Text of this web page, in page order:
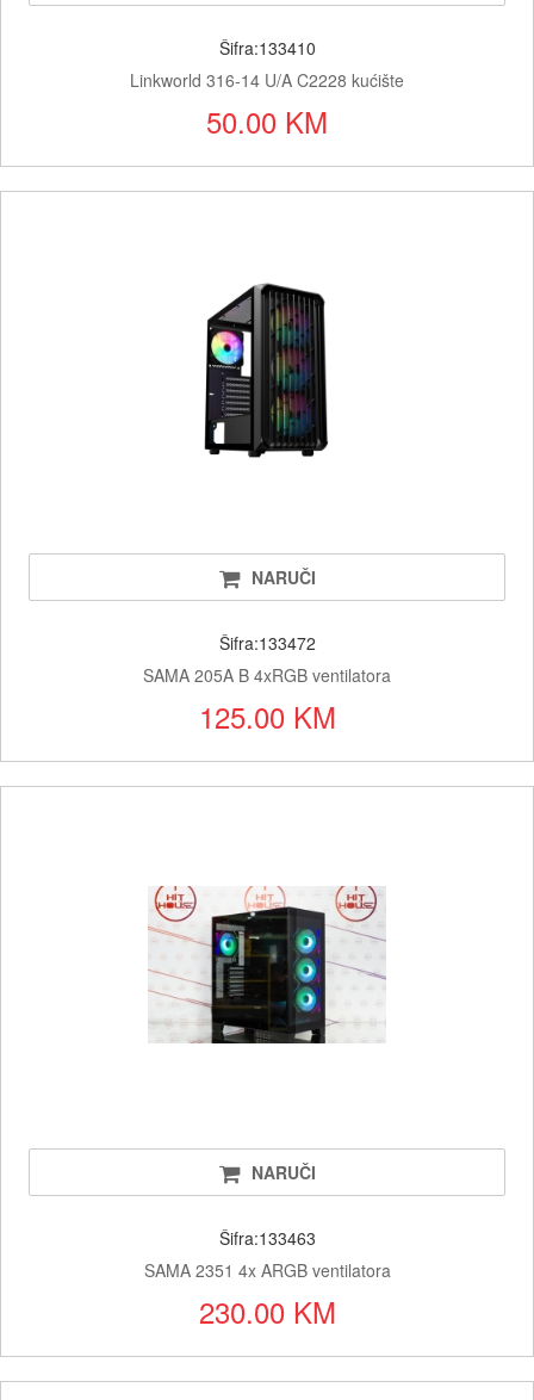
Šifra:133410
Linkworld 316-14 U/A C2228 kućište
50.00 KM
NARUČI
Šifra:133472
SAMA 205A B 4xRGB ventilatora
125.00 KM
NARUČI
Šifra:133463
SAMA 2351 4x ARGB ventilatora
230.00 KM